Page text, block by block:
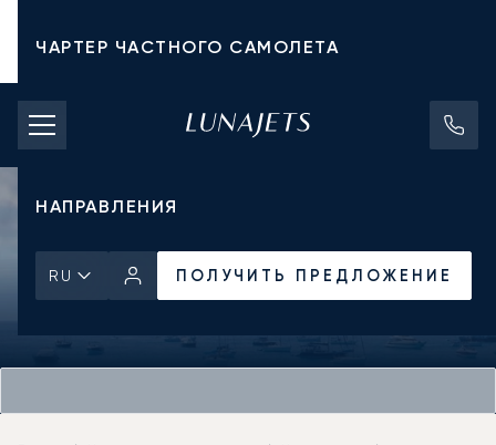
ЧАРТЕР ЧАСТНОГО САМОЛЕТА
СТОИМОСТЬ ЧАРТЕРА
ЧАСТНЫЕ САМОЛЕТЫ
НАПРАВЛЕНИЯ
RU ПОЛУЧИТЬ ПРЕДЛОЖЕНИЕ